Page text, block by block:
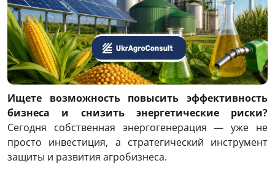
Ищете возможность повысить эффективность
бизнеса и снизить энергетические риски?
Сегодня собственная энергогенерация — уже не
просто инвестиция, а стратегический инструмент
защиты и развития агробизнеса.